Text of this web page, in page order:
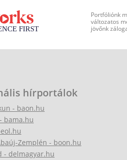
Portfóliónk
változatos
jövőnk
hírportálok
- baon.hu
bama.hu
Zemplén - boon.hu
- delmagyar.hu